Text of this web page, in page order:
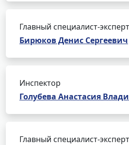
Главный специалист-эксперт
Бирюков Денис Сергеевич
Инспектор
Голубева Анастасия
Главный специалист-эксперт